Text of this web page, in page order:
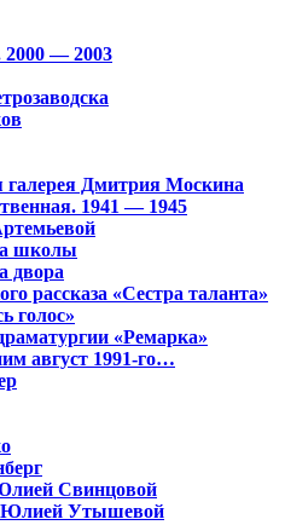
— 2003
галерея Дмитрия Москина
1941 — 1945
школы
двора
рассказа «Сестра таланта»
голос»
«Ремарка»
август 1991-го…
Свинцовой
Юлией Утышевой